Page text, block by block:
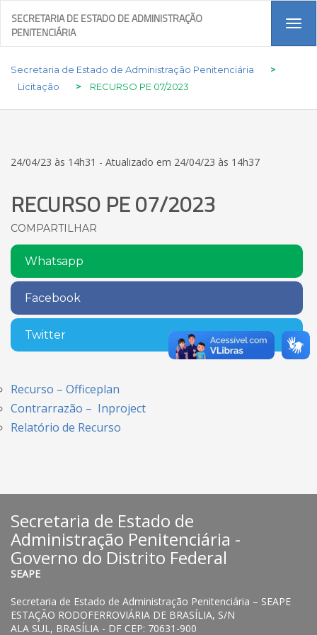
SECRETARIA DE ESTADO DE ADMINISTRAÇÃO
PENITENCIÁRIA
Secretaria de Estado de Administração Penitenciária
>
Licitação
> RECURSO PE 07/2023
24/04/23 às 14h31 - Atualizado em 24/04/23 às 14h37
RECURSO PE 07/2023
COMPARTILHAR
Whatsapp
Facebook
Twitter
Recurso – Officeplan
Contrarrazão – Inproject
Relatório de Recurso
Secretaria de Estado de
Administração Penitenciária -
Governo do Distrito Federal
SEAPE
Secretaria de Estado de Administração Penitenciária – SEAPE
ESTAÇÃO RODOFERROVIÁRIA DE BRASÍLIA, S/N
ALA SUL, BRASÍLIA - DF CEP: 70631-900